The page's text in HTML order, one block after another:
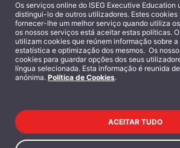
Contactos
Política de Privacidade
Os serviços online do ISEG Executive Education
distingui-lo de outros utilizadores. Estes
fornecer-lhe um melhor serviço quando utiliza
os nossos serviços está aceitar estas políticas.
utilizam cookies que reúnem informação sobre
estatística e optimização dos mesmos. Os
cookies para guardar opções dos seus
língua selecionada. Esta informação é reunida
anónima. Política de Cookies.
ACEITAR TUDO